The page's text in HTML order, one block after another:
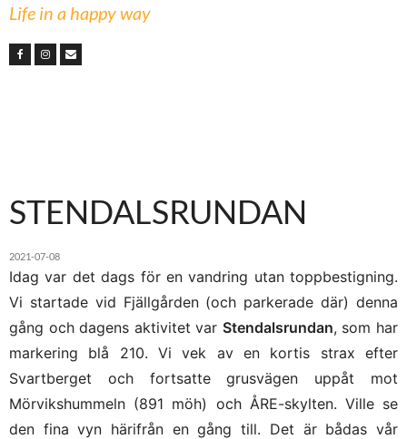
Life in a happy way
STENDALSRUNDAN
2021-07-08
Idag var det dags för en vandring utan toppbestigning.
Vi startade vid Fjällgården (och parkerade där) denna
gång och dagens aktivitet var Stendalsrundan, som har
markering blå 210. Vi vek av en kortis strax efter
Svartberget och fortsatte grusvägen uppåt mot
Mörvikshummeln (891 möh) och ÅRE-skylten. Ville se
den fina vyn härifrån en gång till. Det är bådas vår